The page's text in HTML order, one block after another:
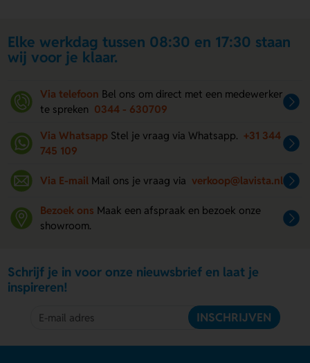
Elke werkdag tussen 08:30 en 17:30 staan
wij voor je klaar.
Via telefoon Bel ons om direct met een medewerker
te spreken 0344 - 630709
Via Whatsapp Stel je vraag via Whatsapp. +31 344
745 109
Via E-mail Mail ons je vraag via verkoop@lavista.nl
Bezoek ons Maak een afspraak en bezoek onze
showroom.
Schrijf je in voor onze nieuwsbrief en laat je
inspireren!
INSCHRIJVEN